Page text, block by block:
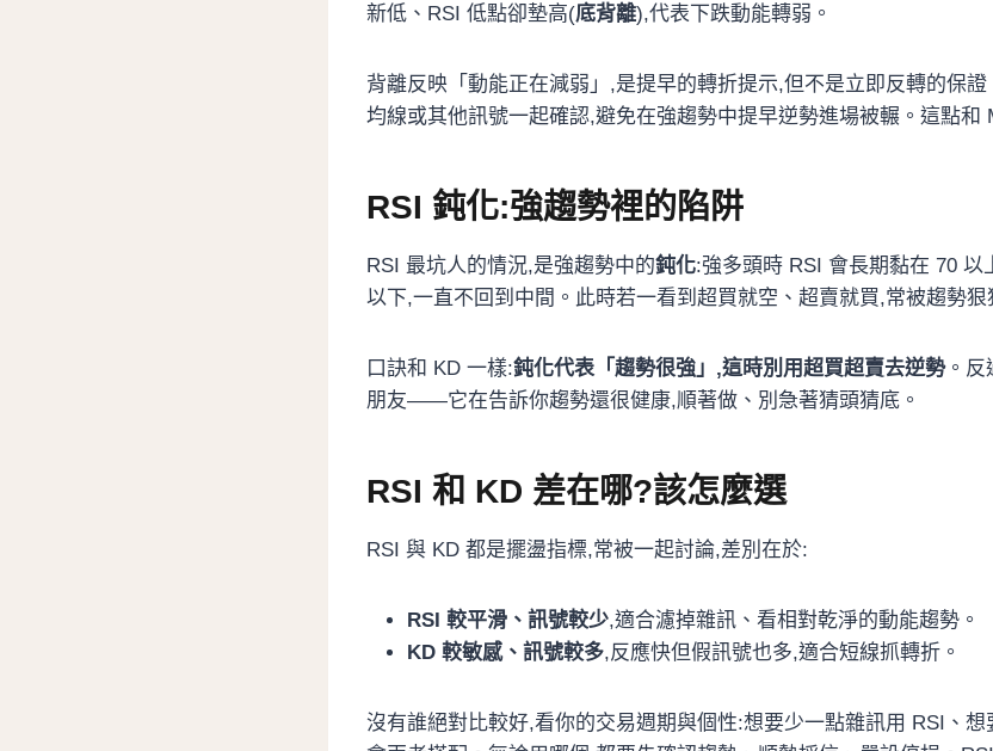
新低、RSI 低點卻墊高(底背離),代表下跌動能轉弱。
背離反映「動能正在減弱」,是提早的轉折提示,但不是立即反轉的保證
均線或其他訊號一起確認,避免在強趨勢中提早逆勢進場被輾。這點和
RSI 鈍化:強趨勢裡的陷阱
RSI 最坑人的情況,是強趨勢中的鈍化:強多頭時 RSI 會長期黏在 70 以
以下,一直不回到中間。此時若一看到超買就空、超賣就買,常被趨勢狠
口訣和 KD 一樣:鈍化代表「趨勢很強」,這時別用超買超賣去逆勢。反
朋友——它在告訴你趨勢還很健康,順著做、別急著猜頭猜底。
RSI 和 KD 差在哪?該怎麼選
RSI 與 KD 都是擺盪指標,常被一起討論,差別在於:
RSI 較平滑、訊號較少,適合濾掉雜訊、看相對乾淨的動能趨勢。
KD 較敏感、訊號較多,反應快但假訊號也多,適合短線抓轉折。
沒有誰絕對比較好,看你的交易週期與個性:想要少一點雜訊用 RSI、